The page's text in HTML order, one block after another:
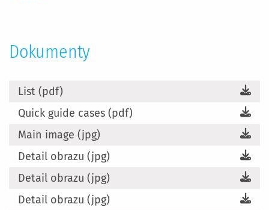
Dokumenty
List (pdf)
Quick guide cases (pdf)
Main image (jpg)
Detail obrazu (jpg)
Detail obrazu (jpg)
Detail obrazu (jpg)